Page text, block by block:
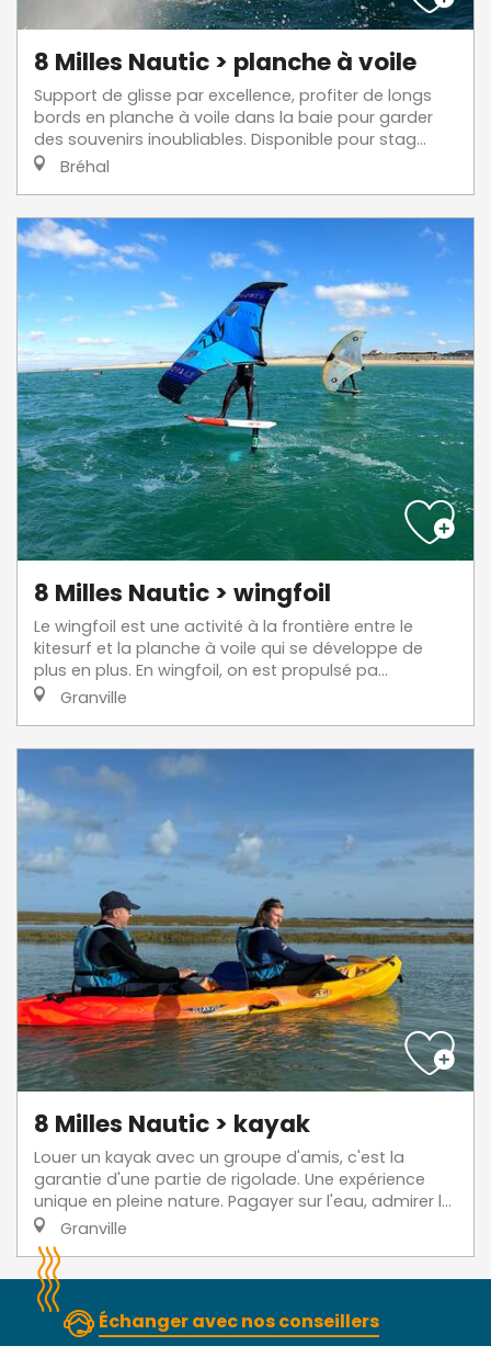
8 Milles Nautic > planche à voile
Support de glisse par excellence, profiter de longs
bords en planche à voile dans la baie pour garder
des souvenirs inoubliables. Disponible pour stag...
Bréhal
8 Milles Nautic > wingfoil
Le wingfoil est une activité à la frontière entre le
kitesurf et la planche à voile qui se développe de
plus en plus. En wingfoil, on est propulsé pa...
Granville
8 Milles Nautic > kayak
Louer un kayak avec un groupe d'amis, c'est la
garantie d'une partie de rigolade. Une expérience
unique en pleine nature. Pagayer sur l'eau, admirer l...
Granville
Échanger avec nos conseillers